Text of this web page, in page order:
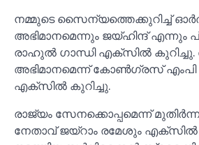
നമ്മുടെ സൈന്യത്തെക്കുറിച്ച്‌
അഭിമാനമെന്നും ജയ്ഹിന്ദ് എന്നും
രാഹുല്‍ ഗാന്ധി എക്സില്‍
അഭിമാനമെന്ന് കോണ്‍ഗ്രസ്
എക്സില്‍ കുറിച്ചു.
രാജ്യം സേനക്കൊപ്പമെന്ന്
നേതാവ് ജയ്റാം രമേശും എക്സില്‍